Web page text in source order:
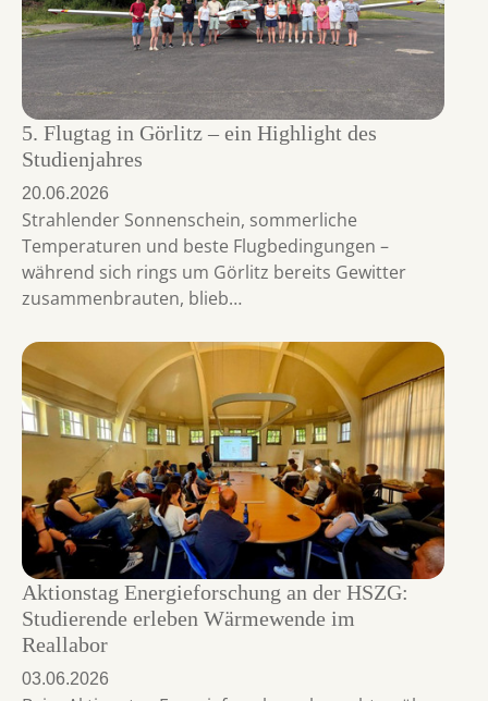
5. Flugtag in Görlitz – ein Highlight des
Studienjahres
20.06.2026
Strahlender Sonnenschein, sommerliche
Temperaturen und beste Flugbedingungen –
während sich rings um Görlitz bereits Gewitter
zusammenbrauten, blieb…
Aktionstag Energieforschung an der HSZG:
Studierende erleben Wärmewende im
Reallabor
03.06.2026